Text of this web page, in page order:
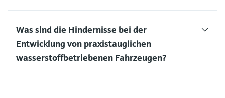
Was sind die Hindernisse bei der
Entwicklung von praxistauglichen
wasserstoffbetriebenen Fahrzeugen?